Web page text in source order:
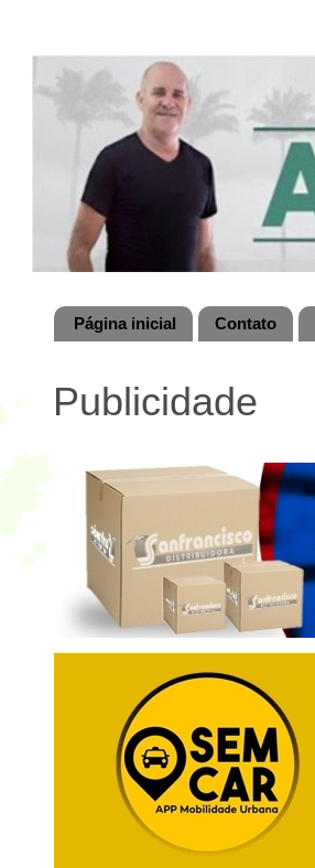
Página inicial Contato
Publicidade